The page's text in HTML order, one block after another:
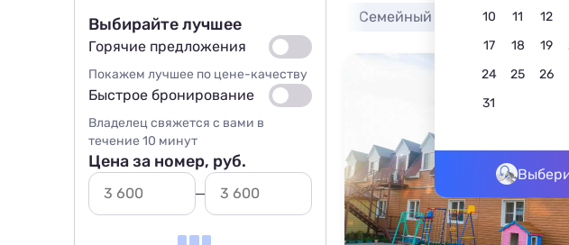
10
11 12
17
18 19
24
25 26
31
Семейный отдых
Выбирайте лучшее
Горячие предложения
Покажем лучшее по цене-качеству
Быстрое бронирование
Владелец свяжется с вами в
течение 10 минут
Цена за номер, руб.